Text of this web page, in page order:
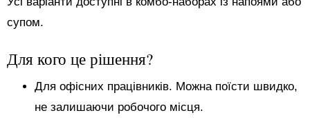
супом.
Для кого це рішення?
Для офісних працівників. Можна поїсти швидко,
не залишаючи робочого місця.